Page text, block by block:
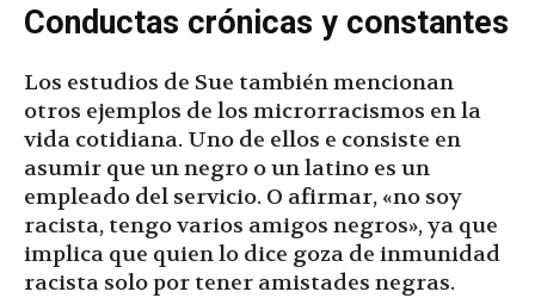
Conductas crónicas y constantes
Los estudios de Sue también mencionan
otros ejemplos de los microrracismos en la
vida cotidiana. Uno de ellos e consiste en
asumir que un negro o un latino es un
empleado del servicio. O afirmar, «no soy
racista, tengo varios amigos negros», ya que
implica que quien lo dice goza de inmunidad
racista solo por tener amistades negras.